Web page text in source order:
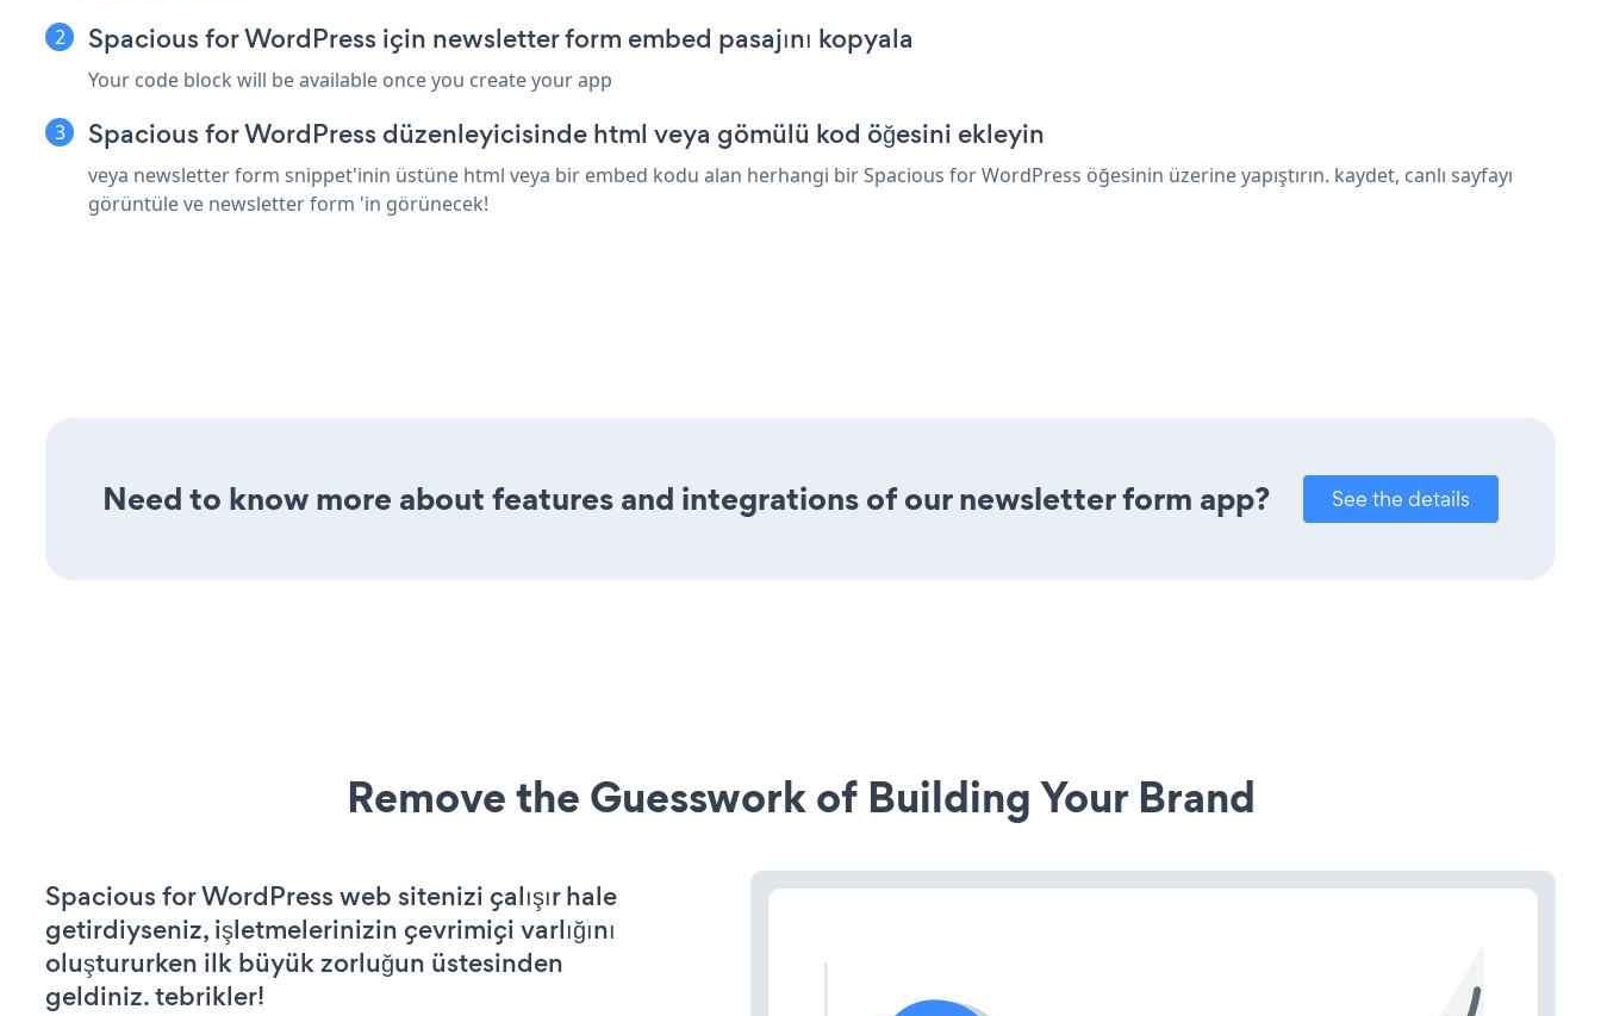
Spacious for WordPress için newsletter form embed pasajını kopyala
Your code block will be available once you create your app
Spacious for WordPress düzenleyicisinde html veya gömülü kod öğesini ekleyin
veya newsletter form snippet'inin üstüne html veya bir embed kodu alan herhangi bir Spacious for WordPress öğesinin üzerine yapıştırın. kaydet, canlı sayfayı
görüntüle ve newsletter form 'in görünecek!
Need to know more about features and integrations of our newsletter form app? See the details
Remove the Guesswork of Building Your Brand
Spacious for WordPress web sitenizi çalışır hale
getirdiyseniz, işletmelerinizin çevrimiçi varlığını
oluştururken ilk büyük zorluğun üstesinden
geldiniz. tebrikler!